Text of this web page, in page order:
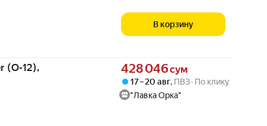
В корзину
(O-12),
Цена 428046 сум вместо
428 046сум
17 – 20 авг, ПВЗ По клику
"Лавка Орка"